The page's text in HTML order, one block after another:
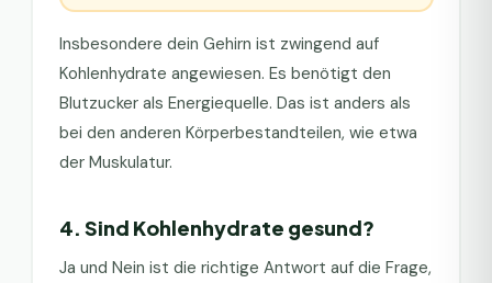
Insbesondere dein Gehirn ist zwingend auf
Kohlenhydrate angewiesen. Es benötigt den
Blutzucker als Energiequelle. Das ist anders als
bei den anderen Körperbestandteilen, wie etwa
der Muskulatur.
4. Sind Kohlenhydrate gesund?
Ja und Nein ist die richtige Antwort auf die Frage,